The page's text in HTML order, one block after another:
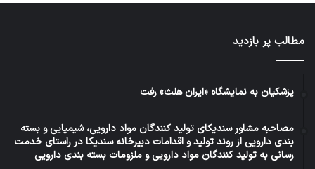
مطالب پر بازدید
پزشکیان به نمایشگاه «ایران هلث» رفت
مصاحبه مشاور سندیکای تولید کنندگان مواد دارویی، شیمیایی و بسته
بندی دارویی از روند تولید و اقدامات دبیرخانه سندیکا در راستای خدمت
رسانی به تولید کنندگان مواد دارویی و ملزومات بسته بندی دارویی